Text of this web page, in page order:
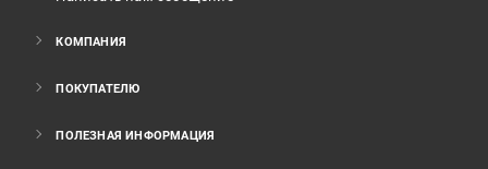
КОМПАНИЯ
ПОКУПАТЕЛЮ
ПОЛЕЗНАЯ ИНФОРМАЦИЯ